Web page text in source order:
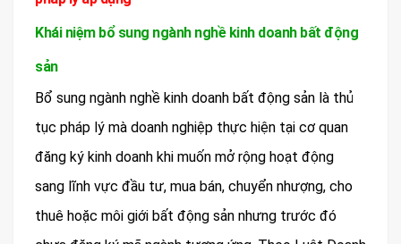
Khái niệm bổ sung ngành nghề kinh doanh bất động
sản
Bổ sung ngành nghề kinh doanh bất động sản là thủ
tục pháp lý mà doanh nghiệp thực hiện tại cơ quan
đăng ký kinh doanh khi muốn mở rộng hoạt động
sang lĩnh vực đầu tư, mua bán, chuyển nhượng, cho
thuê hoặc môi giới bất động sản nhưng trước đó